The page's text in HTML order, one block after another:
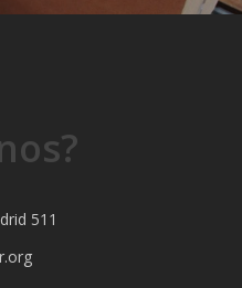
511